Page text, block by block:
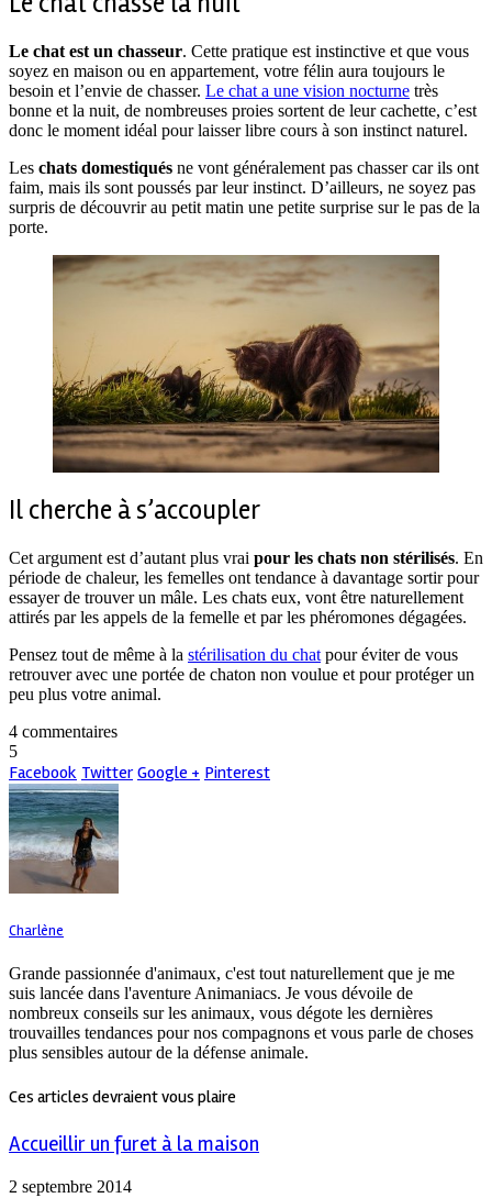
Le chat est un chasseur. Cette pratique est instinctive et que vous
soyez en maison ou en appartement, votre félin aura toujours le
besoin et l’envie de chasser. Le chat a une vision nocturne très
bonne et la nuit, de nombreuses proies sortent de leur cachette, c’est
donc le moment idéal pour laisser libre cours à son instinct naturel.
Les chats domestiqués ne vont généralement pas chasser car ils ont
faim, mais ils sont poussés par leur instinct. D’ailleurs, ne soyez pas
surpris de découvrir au petit matin une petite surprise sur le pas de la
porte.
Il cherche à s’accoupler
Cet argument est d’autant plus vrai pour les chats non stérilisés. En
période de chaleur, les femelles ont tendance à davantage sortir pour
essayer de trouver un mâle. Les chats eux, vont être naturellement
attirés par les appels de la femelle et par les phéromones dégagées.
Pensez tout de même à la stérilisation du chat pour éviter de vous
retrouver avec une portée de chaton non voulue et pour protéger un
peu plus votre animal.
4 commentaires
5
Facebook Twitter Google + Pinterest
Charlène
Grande passionnée d'animaux, c'est tout naturellement que je me
suis lancée dans l'aventure Animaniacs. Je vous dévoile de
nombreux conseils sur les animaux, vous dégote les dernières
trouvailles tendances pour nos compagnons et vous parle de choses
plus sensibles autour de la défense animale.
Ces articles devraient vous plaire
Accueillir un furet à la maison
2 septembre 2014